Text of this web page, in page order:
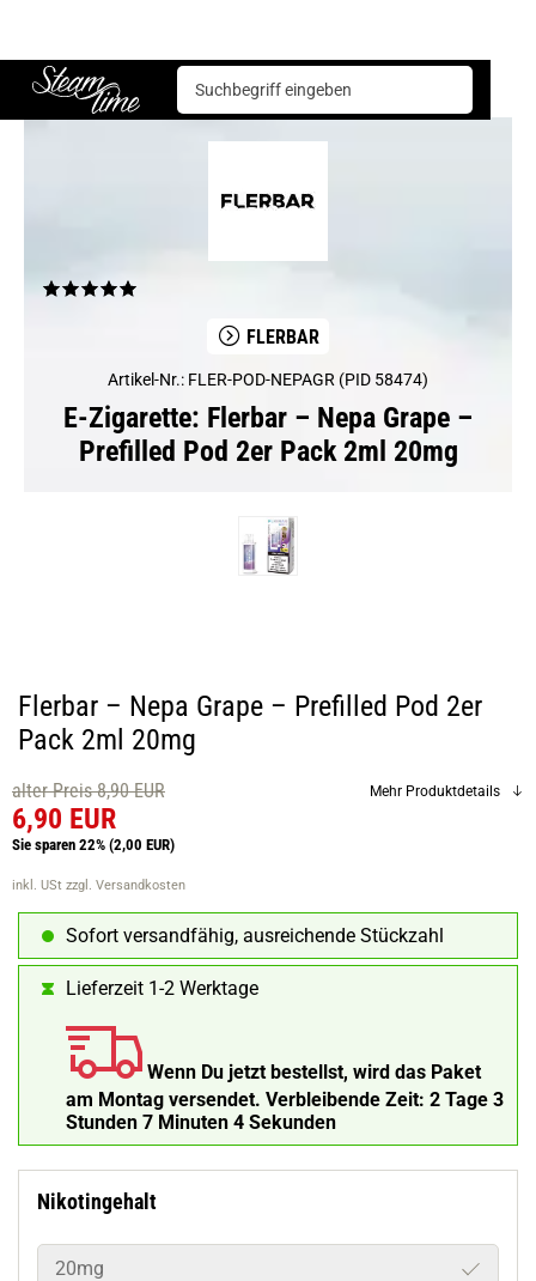
Steam time
E-Zigarette Mehrweg Systeme Flerbar
FLERBAR
Artikel-Nr.: FLER-POD-NEPAGR (PID 58474)
E-Zigarette: Flerbar – Nepa Grape –
Prefilled Pod 2er Pack 2ml 20mg
Flerbar – Nepa Grape – Prefilled Pod 2er
Pack 2ml 20mg
alter Preis 8,90 EUR
6,90 EUR
Sie sparen 22% (2,00 EUR)
inkl. USt zzgl. Versandkosten
Mehr Produktdetails
Sofort versandfähig, ausreichende Stückzahl
Lieferzeit 1-2 Werktage
Wenn Du jetzt bestellst, wird das Paket
am Montag versendet. Verbleibende Zeit: 2 Tage 3
Stunden 7 Minuten 3 Sekunden
Nikotingehalt
20mg